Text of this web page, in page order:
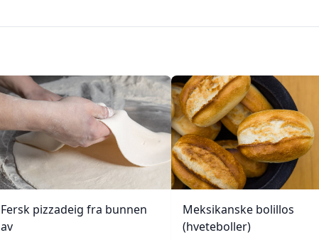
Fersk pizzadeig fra bunnen
av
Meksikanske bolillos
(hveteboller)